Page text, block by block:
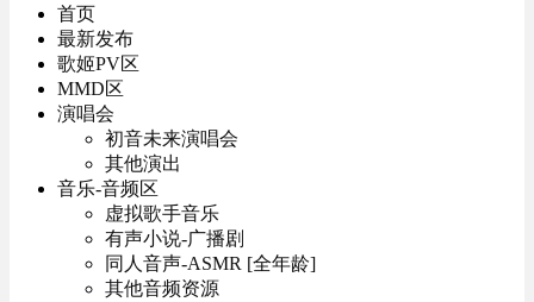
首页
最新发布
歌姬PV区
MMD区
演唱会
初音未来演唱会
其他演出
音乐-音频区
虚拟歌手音乐
有声小说-广播剧
同人音声-ASMR [全年龄]
其他音频资源